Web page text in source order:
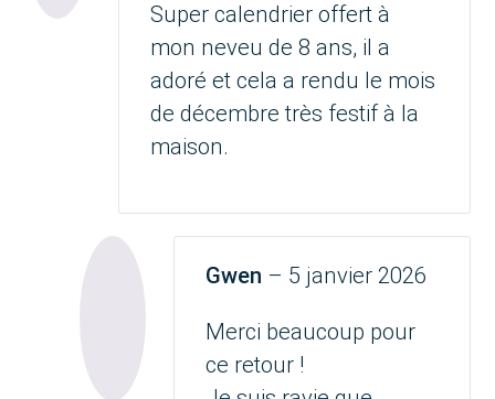
Super calendrier offert à
mon neveu de 8 ans, il a
adoré et cela a rendu le mois
de décembre très festif à la
maison.
Gwen – 5 janvier 2026
Merci beaucoup pour
ce retour !